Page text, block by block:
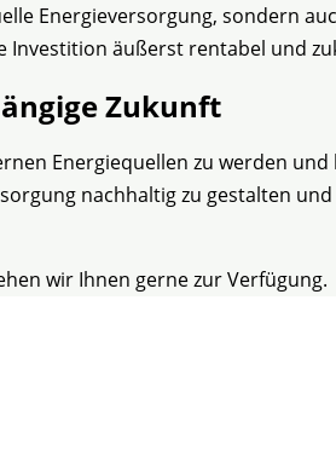
Energieversorgung, sondern
Investition äußerst rentabel und
Zukunft
Energiequellen zu werden
nachhaltig zu gestalten
wir Ihnen gerne zur Verfügung.